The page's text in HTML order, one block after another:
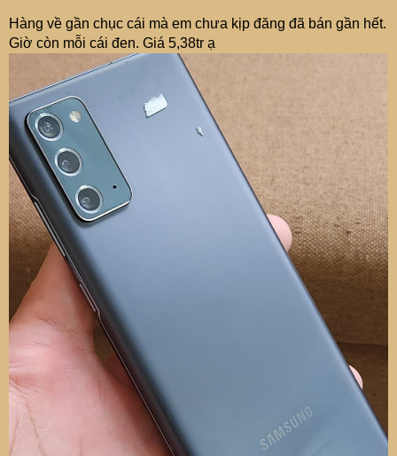
Hàng về gần chục cái mà em chưa kịp đăng đã bán gần hết.
Giờ còn mỗi cái đen. Giá 5,38tr ạ